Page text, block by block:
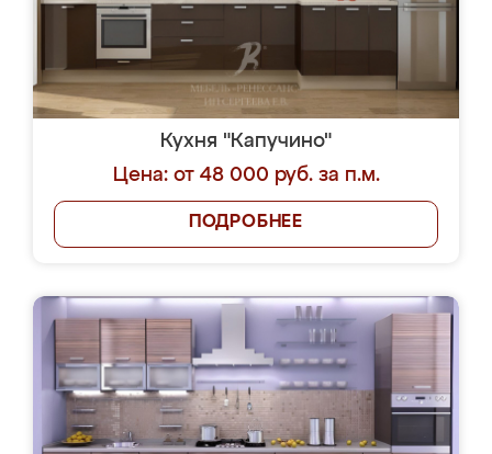
Кухня "Капучино"
Цена: от 48 000 руб. за п.м.
ПОДРОБНЕЕ